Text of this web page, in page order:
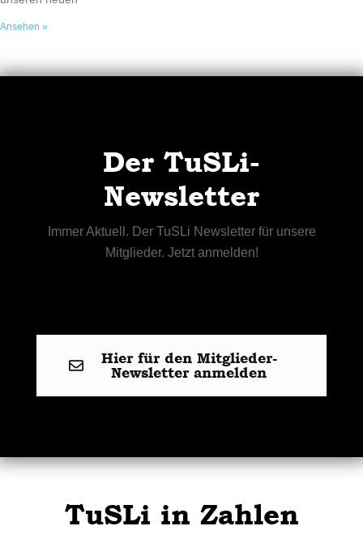
Ansehen »
Der TuSLi-
Newsletter
Immer Aktuell. Der TuSLi Newsletter für unsere
Mitglieder. Jetzt anmelden!
Hier für den Mitglieder-
Newsletter anmelden
TuSLi in Zahlen